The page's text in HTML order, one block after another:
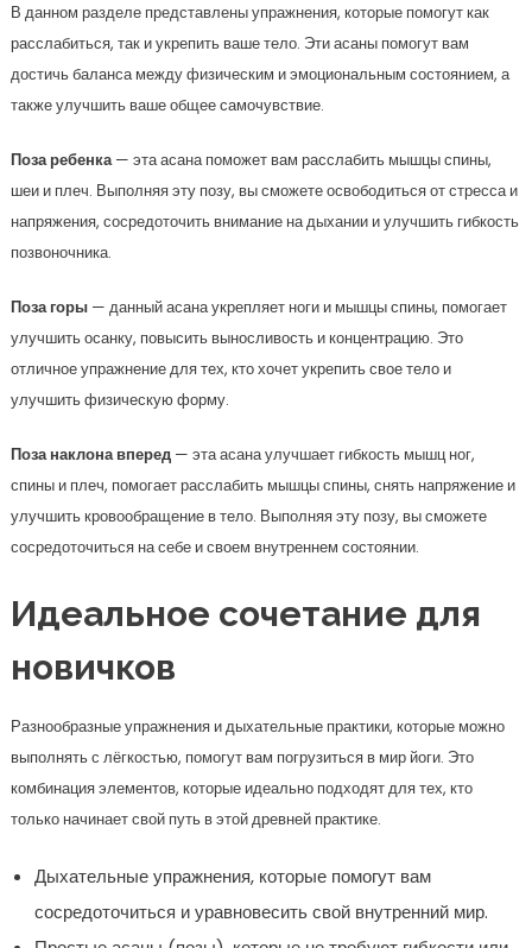
В данном разделе представлены упражнения, которые помогут как
расслабиться, так и укрепить ваше тело. Эти асаны помогут вам
достичь баланса между физическим и эмоциональным состоянием, а
также улучшить ваше общее самочувствие.
Поза ребенка— эта асана поможет вам расслабить мышцы спины,
шеи и плеч. Выполняя эту позу, вы сможете освободиться от стресса и
напряжения, сосредоточить внимание на дыхании и улучшить гибкость
позвоночника.
Поза горы— данный асана укрепляет ноги и мышцы спины, помогает
улучшить осанку, повысить выносливость и концентрацию. Это
отличное упражнение для тех, кто хочет укрепить свое тело и
улучшить физическую форму.
Поза наклона вперед— эта асана улучшает гибкость мышц ног,
спины и плеч, помогает расслабить мышцы спины, снять напряжение и
улучшить кровообращение в тело. Выполняя эту позу, вы сможете
сосредоточиться на себе и своем внутреннем состоянии.
Идеальное сочетание для
новичков
Разнообразные упражнения и дыхательные практики, которые можно
выполнять с лёгкостью, помогут вам погрузиться в мир йоги. Это
комбинация элементов, которые идеально подходят для тех, кто
только начинает свой путь в этой древней практике.
Дыхательные упражнения, которые помогут вам
сосредоточиться и уравновесить свой внутренний мир.